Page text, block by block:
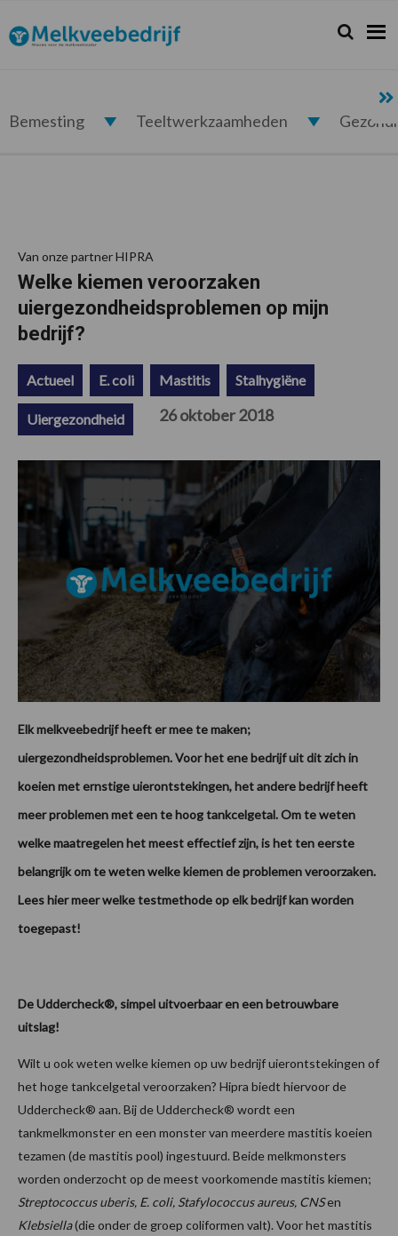
de
hoofdnavigatie
de
hoofd
de
eerste
de
voettekst
Melkveebedrijf.nl Zoeken...
Zoek
Bemesting Teeltwerkzaamheden
Van onze partner HIPRA
Welke kiemen veroorzaken
uiergezondheidsproblemen op mijn
bedrijf?
Actueel E. coli Mastitis Stalhygiëne
Uiergezondheid 26 oktober 2018
Elk melkveebedrijf heeft er mee te maken;
uiergezondheidsproblemen. Voor het ene bedrijf uit dit zich in
koeien met ernstige uierontstekingen, het andere bedrijf heeft
meer problemen met een te hoog tankcelgetal. Om te weten
welke maatregelen het meest effectief zijn, is het ten eerste
belangrijk om te weten welke kiemen de problemen veroorzaken.
Lees hier meer welke testmethode op elk bedrijf kan worden
toegepast!
De Uddercheck®, simpel uitvoerbaar en een betrouwbare
uitslag!
Wilt u ook weten welke kiemen op uw bedrijf uierontstekingen of
het hoge tankcelgetal veroorzaken? Hipra biedt hiervoor de
Uddercheck® aan. Bij de Uddercheck® wordt een
tankmelkmonster en een monster van meerdere mastitis koeien
tezamen (de mastitis pool) ingestuurd. Beide melkmonsters
worden onderzocht op de meest voorkomende mastitis kiemen;
Streptococcus uberis, E. coli, Stafylococcus aureus, CNSen
Klebsiella(die onder de groep coliformen valt). Voor het mastitis